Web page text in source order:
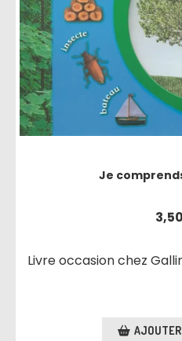
Je
3,50
Livre occasion chez